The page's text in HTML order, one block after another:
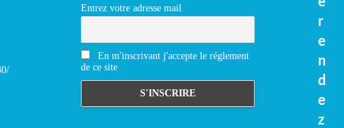
Entrez votre adresse mail
En m'inscrivant j'accepte le réglement
de ce site
r
e
n
d
e
z